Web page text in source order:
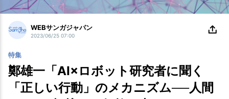
WEBサンガジャパン
2023/06/25 07:00
特集
鄭雄一「AI×ロボット研究者に聞く
「正しい行動」のメカニズム──人間